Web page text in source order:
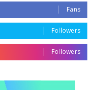
Fans
Followers
Followers